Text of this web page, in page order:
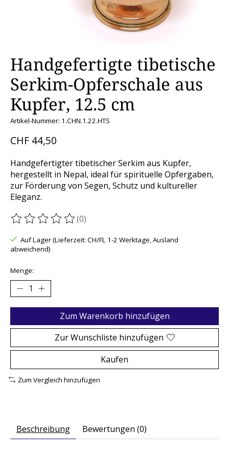
Handgefertigte tibetische
Serkim-Opferschale aus
Kupfer, 12.5 cm
Artikel-Nummer: 1.CHN.1.22.HTS
CHF 44,50
Handgefertigter tibetischer Serkim aus Kupfer,
hergestellt in Nepal, ideal für spirituelle Opfergaben,
zur Förderung von Segen, Schutz und kultureller
Eleganz.
Die Bewertung dieses Produkts ist
(0)
Auf Lager (Lieferzeit: CH/FL 1-2 Werktage, Ausland
abweichend)
Menge:
Zum Warenkorb hinzufügen
Zur Wunschliste hinzufügen
Kaufen
Zum Vergleich hinzufügen
Beschreibung Bewertungen (0)